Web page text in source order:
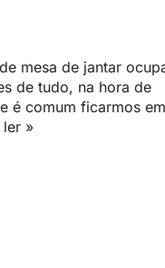
mesa de jantar
de tudo, na hora de
é comum ficarmos em
ler »